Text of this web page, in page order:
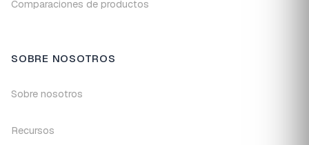
Comparaciones de productos
SOBRE NOSOTROS
Sobre nosotros
Recursos